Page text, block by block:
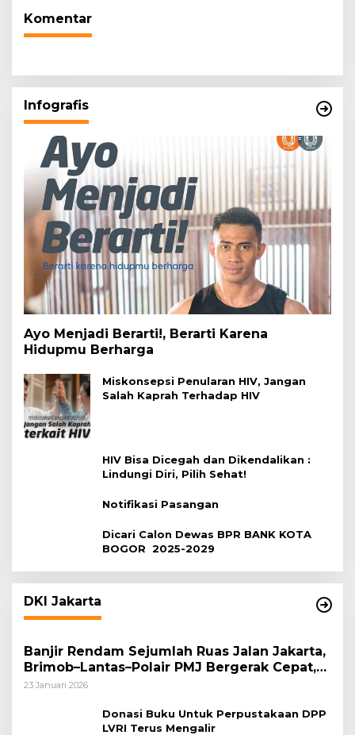
Komentar
Infografis
Ayo Menjadi Berarti!, Berarti Karena
Hidupmu Berharga
Miskonsepsi Penularan HIV, Jangan
Salah Kaprah Terhadap HIV
HIV Bisa Dicegah dan Dikendalikan :
Lindungi Diri, Pilih Sehat!
Notifikasi Pasangan
Dicari Calon Dewas BPR BANK KOTA
BOGOR 2025-2029
DKI Jakarta
Banjir Rendam Sejumlah Ruas Jalan Jakarta,
Brimob–Lantas–Polair PMJ Bergerak Cepat,
Polri Siagakan 128.247 Personel Secara
23 Januari 2026
Donasi Buku Untuk Perpustakaan DPP
LVRI Terus Mengalir